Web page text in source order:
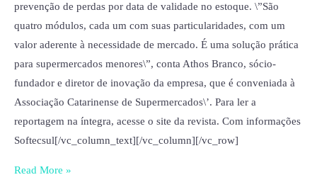
prevenção de perdas por data de validade no estoque. \”São
quatro módulos, cada um com suas particularidades, com um
valor aderente à necessidade de mercado. É uma solução prática
para supermercados menores\”, conta Athos Branco, sócio-
fundador e diretor de inovação da empresa, que é conveniada à
Associação Catarinense de Supermercados\’. Para ler a
reportagem na íntegra, acesse o site da revista. Com informações
Softecsul[/vc_column_text][/vc_column][/vc_row]
Read More »